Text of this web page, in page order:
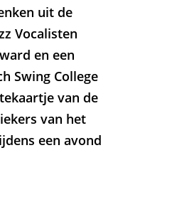
uit de
Vocalisten
en een
Swing College
van de
van het
een avond